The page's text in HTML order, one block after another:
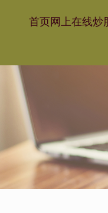
首页网上在线炒